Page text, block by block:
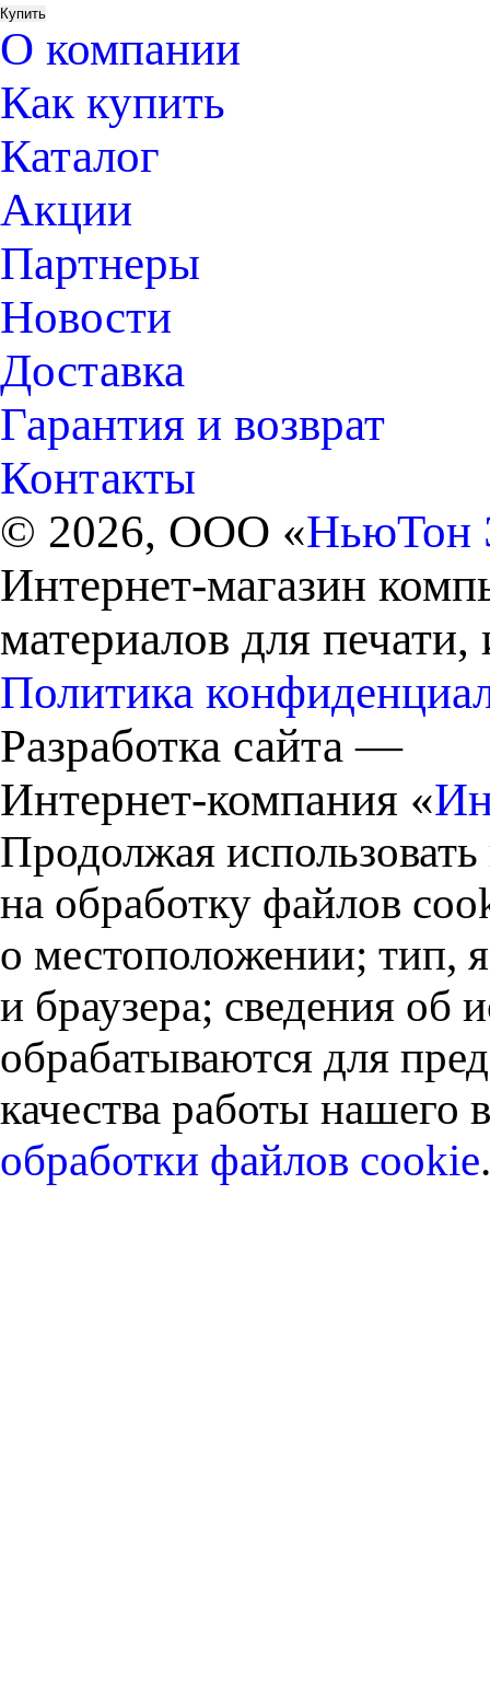
О компании
Как купить
Каталог
Акции
Партнеры
Новости
Доставка
Гарантия и возврат
Контакты
© 2026, ООО «НьюТон
Интернет-магазин
материалов для
Политика
Разработка сайта —
Интернет-компания «
Продолжая
на обработку файлов
о местоположении; тип,
и браузера; сведения об
обрабатываются для
качества работы нашего
обработки файлов cookie.